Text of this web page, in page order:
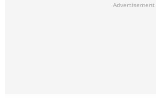
Advertisement